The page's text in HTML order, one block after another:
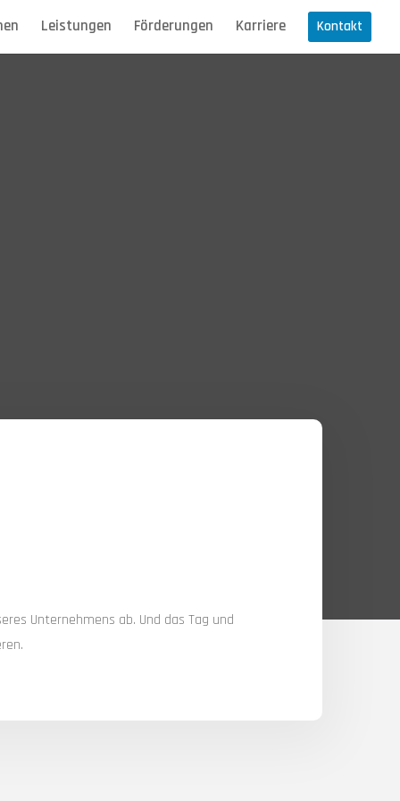
Leistungen Förderungen Karriere Kontakt
Unternehmens ab. Und das Tag und